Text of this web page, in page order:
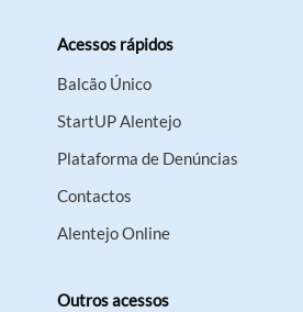
Acessos rápidos
Balcão Único
StartUP Alentejo
Plataforma de Denúncias
Contactos
Alentejo Online
Outros acessos